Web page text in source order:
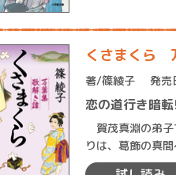
くさまくら
著/篠綾子 発
恋の道行き暗
賀茂真淵の弟子
りは、葛飾の真
を目の当たりに